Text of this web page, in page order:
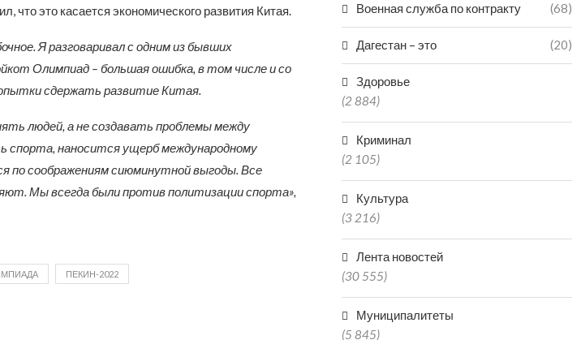
это касается экономического развития Китая.
Я разговаривал с одним из бывших
Олимпиад – большая ошибка, в том числе и со
сдержать развитие Китая.
людей, а не создавать проблемы между
спорта, наносится ущерб международному
соображениям сиюминутной выгоды. Все
Мы всегда были против политизации спорта»,
ПЕКИН-2022
Военная служба по контракту (68)
Дагестан – это (20)
Здоровье
(2 884)
Криминал
(2 105)
Культура
(3 216)
Лента новостей
(30 555)
Муниципалитеты
(5 845)